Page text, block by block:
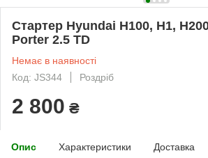
Стартер Hyundai H100, H1,
Porter 2.5 TD
Немає в наявності
Код: JS344
Роздріб
2 800 ₴
Опис Характеристики Доставка